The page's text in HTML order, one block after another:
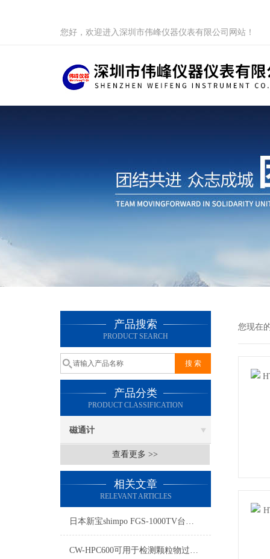
您好，欢迎进入深圳市伟峰仪器仪表有限公司网站！
产品搜索
PRODUCT SEARCH
产品分类
PRODUCT CLASSIFICATION
磁通计
查看更多 >>
相关文章
RELEVANT ARTICLES
日本新宝shimpo FGS-1000TV台式试验机
CW-HPC600可用于检测颗粒物过滤效率
您现在